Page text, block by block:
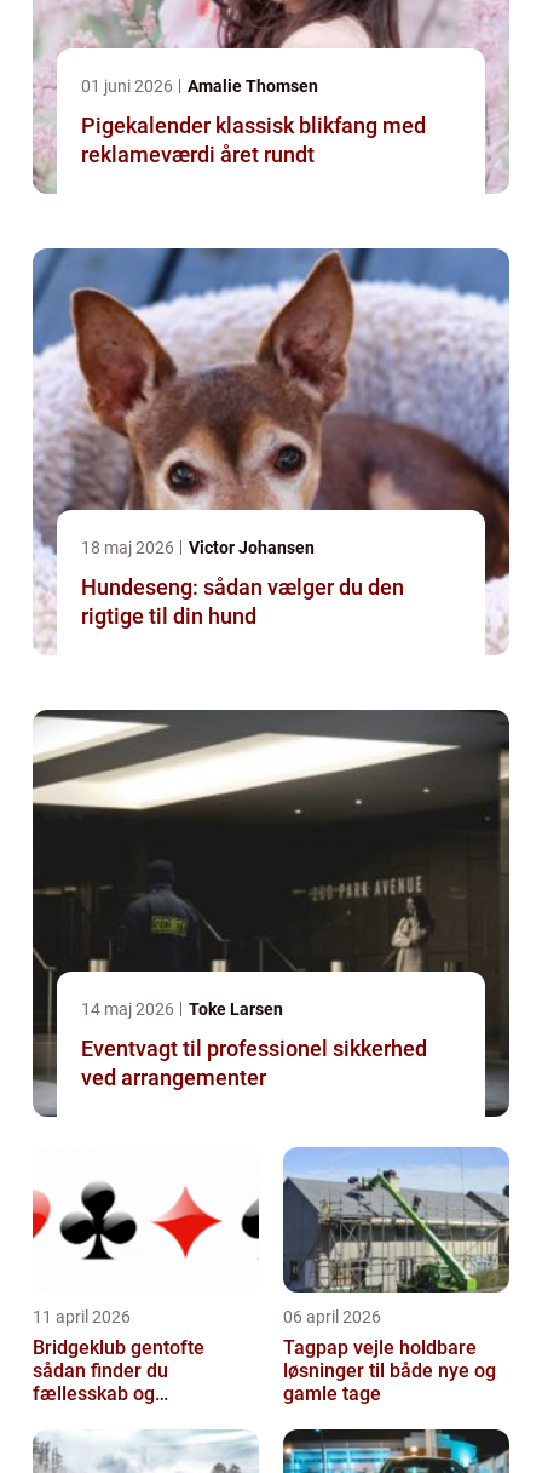
01 juni 2026 Amalie Thomsen
Pigekalender klassisk blikfang med
reklameværdi året rundt
18 maj 2026 Victor Johansen
Hundeseng: sådan vælger du den
rigtige til din hund
14 maj 2026 Toke Larsen
Eventvagt til professionel sikkerhed
ved arrangementer
11 april 2026
Bridgeklub gentofte
sådan finder du
fællesskab og
06 april 2026
Tagpap vejle holdbare
løsninger til både nye og
gamle tage